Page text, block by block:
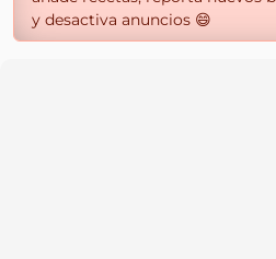
y desactiva anuncios 😄